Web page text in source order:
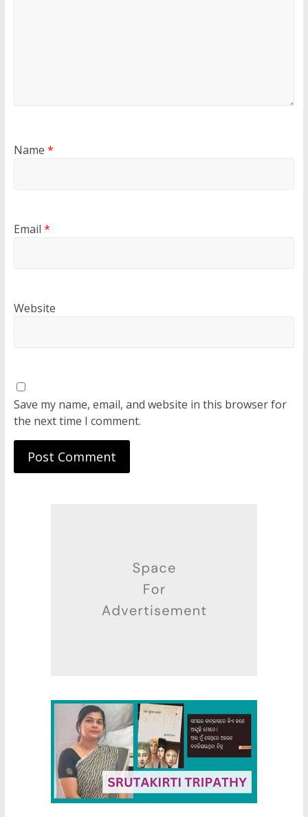
Name *
Email *
Website
Save my name, email, and website in this browser for
the next time I comment.